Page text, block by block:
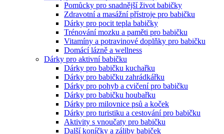
Pomůcky pro snadnější život babičky
Zdravotní a masážní přístroje pro babičku
Dárky pro pocit tepla babičky
Trénování mozku a paměti pro babičku
Vitamíny a potravinové doplňky pro babičku
Domácí lázně a wellness
Dárky pro aktivní babičku
Dárky pro babičku kuchařku
Dárky pro babičku zahrádkářku
Dárky pro pohyb a cvičení pro babičku
Dárky pro babičku houbařku
Dárky pro milovnice psů a koček
Dárky pro turistiku a cestování pro babičku
Aktivity s vnoučaty pro babičku
Další koníčky a záliby babiček